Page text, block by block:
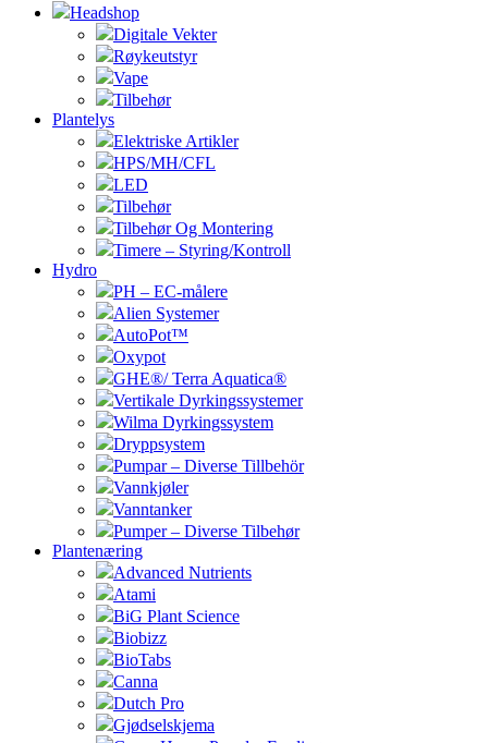
Headshop
Digitale Vekter
Røykeutstyr
Vape
Tilbehør
Plantelys
Elektriske Artikler
HPS/MH/CFL
LED
Tilbehør
Tilbehør Og Montering
Timere – Styring/Kontroll
Hydro
PH – EC-målere
Alien Systemer
AutoPot™
Oxypot
GHE®/ Terra Aquatica®
Vertikale Dyrkingssystemer
Wilma Dyrkingssystem
Dryppsystem
Pumpar – Diverse Tillbehör
Vannkjøler
Vanntanker
Pumper – Diverse Tilbehør
Plantenæring
Advanced Nutrients
Atami
BiG Plant Science
Biobizz
BioTabs
Canna
Dutch Pro
Gjødselskjema